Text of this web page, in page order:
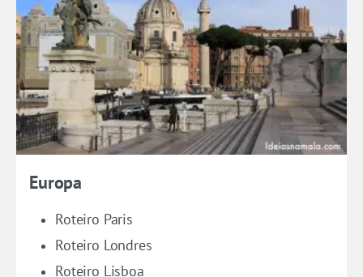
Europa
Roteiro Paris
Roteiro Londres
Roteiro Lisboa